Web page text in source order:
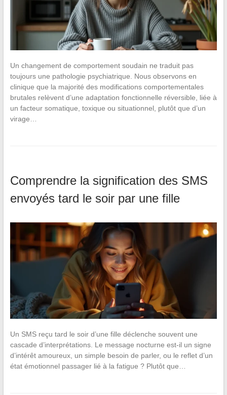
Un changement de comportement soudain ne traduit pas
toujours une pathologie psychiatrique. Nous observons en
clinique que la majorité des modifications comportementales
brutales relèvent d’une adaptation fonctionnelle réversible, liée à
un facteur somatique, toxique ou situationnel, plutôt que d’un
virage…
Comprendre la signification des SMS
envoyés tard le soir par une fille
Un SMS reçu tard le soir d’une fille déclenche souvent une
cascade d’interprétations. Le message nocturne est-il un signe
d’intérêt amoureux, un simple besoin de parler, ou le reflet d’un
état émotionnel passager lié à la fatigue ? Plutôt que…